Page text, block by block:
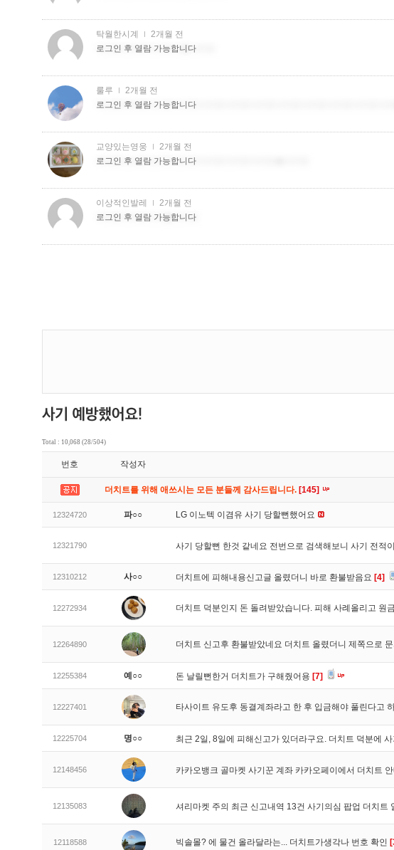
Total : 10,068 (28/504)
번호 작성자
더치트를 위해 애쓰시는 모든 분들께 감사드립니다. [145]
12324720 파○○ LG 이노텍 이겸유 사기 당할뻔했어요
12321790 사기 당할뻔 한것 같네요 전번으로 검색해보니 사기 전적
12310212 사○○ 더치트에 피해내용신고글 올렸더니 바로 환불받음요 [4]
12272934 더치트 덕분인지 돈 돌려받았습니다. 피해 사례올리고 원
12264890 더치트 신고후 환불받았네요 더치트 올렸더니 제쪽으로
12255384 예○○ 돈 날릴뻔한거 더치트가 구해줬어용 [7]
12227401 타사이트 유도후 동결계좌라고 한 후 입금해야 풀린다고
12225704 명○○ 최근 2일, 8일에 피해신고가 있더라구요. 더치트 덕분에
12148456 카카오뱅크 골마켓 사기꾼 계좌 카카오페이에서 더치트 안
12135083 셔리마켓 주의 최근 신고내역 13건 사기의심 팝업 더치트
12118588 빅솔몰? 에 물건 올라달라는... 더치트가생각나 번호 확인